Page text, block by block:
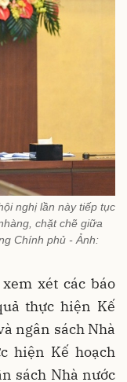
nghị lần này tiếp tục
chặt chẽ giữa
Chính phủ - Ảnh:
xét các báo
thực hiện Kế
ngân sách Nhà
hiện Kế hoạch
sách Nhà nước